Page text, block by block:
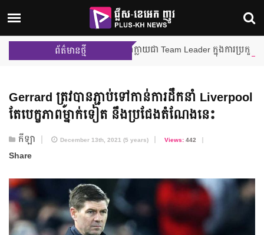
ព័ត៌មានថ្មី
ម៉ីលីង និង នីហឫទ័យ នឹងក្លាយជា Team Leader ក្នុងការប្រកួតជាក្រុមលើ
Gerrard ត្រូវបាន​ភ្ជាប់​ទៅកាន់​ការដឹកនាំ Liverpool
តែ​បេក្ខភាព​ម្នាក់ទៀត នឹង​ប្រជែង​តំណែងនេះ
កីឡា December 13th, 2021 (5 years) Views:442
Share